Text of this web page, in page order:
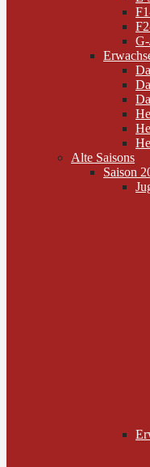
Alte Saisons
Saison